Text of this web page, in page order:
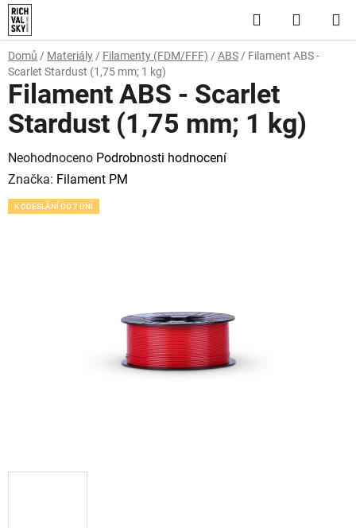
Přejít
na
obsah
Hledat
KOŠÍK
Domů / Materiály / Filamenty (FDM/FFF) / ABS / Filament ABS -
Scarlet Stardust (1,75 mm; 1 kg)
Filament ABS - Scarlet
Stardust (1,75 mm; 1 kg)
Průměrné
hodnocení
produktu
Neohodnoceno Podrobnosti hodnocení
Značka: Filament PM
K ODESLÁNÍ DO 7 DNÍ